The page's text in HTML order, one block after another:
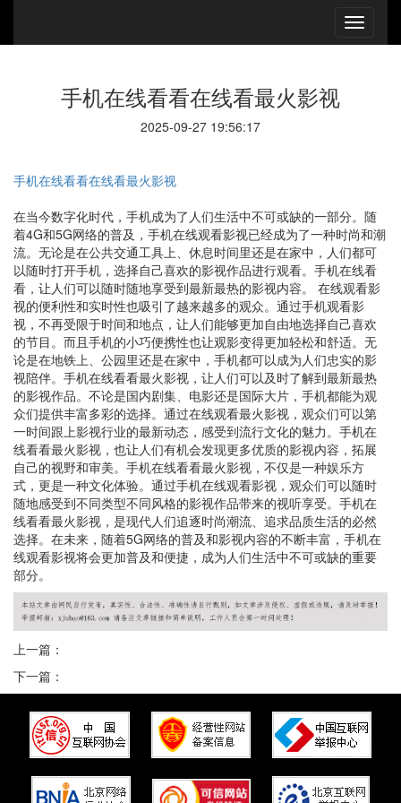
手机在线看看在线看最火影视
2025-09-27 19:56:17
手机在线看看在线看最火影视
在当今数字化时代，手机成为了人们生活中不可或缺的一部分。随
着4G和5G网络的普及，手机在线观看影视已经成为了一种时尚和潮
流。无论是在公共交通工具上、休息时间里还是在家中，人们都可
以随时打开手机，选择自己喜欢的影视作品进行观看。手机在线看
看，让人们可以随时随地享受到最新最热的影视内容。 在线观看影
视的便利性和实时性也吸引了越来越多的观众。通过手机观看影
视，不再受限于时间和地点，让人们能够更加自由地选择自己喜欢
的节目。而且手机的小巧便携性也让观影变得更加轻松和舒适。无
论是在地铁上、公园里还是在家中，手机都可以成为人们忠实的影
视陪伴。手机在线看看最火影视，让人们可以及时了解到最新最热
的影视作品。不论是国内剧集、电影还是国际大片，手机都能为观
众们提供丰富多彩的选择。通过在线观看最火影视，观众们可以第
一时间跟上影视行业的最新动态，感受到流行文化的魅力。手机在
线看看最火影视，也让人们有机会发现更多优质的影视内容，拓展
自己的视野和审美。手机在线看看最火影视，不仅是一种娱乐方
式，更是一种文化体验。通过手机在线观看影视，观众们可以随时
随地感受到不同类型不同风格的影视作品带来的视听享受。手机在
线看看最火影视，是现代人们追逐时尚潮流、追求品质生活的必然
选择。在未来，随着5G网络的普及和影视内容的不断丰富，手机在
线观看影视将会更加普及和便捷，成为人们生活中不可或缺的重要
部分。
上一篇：
下一篇：